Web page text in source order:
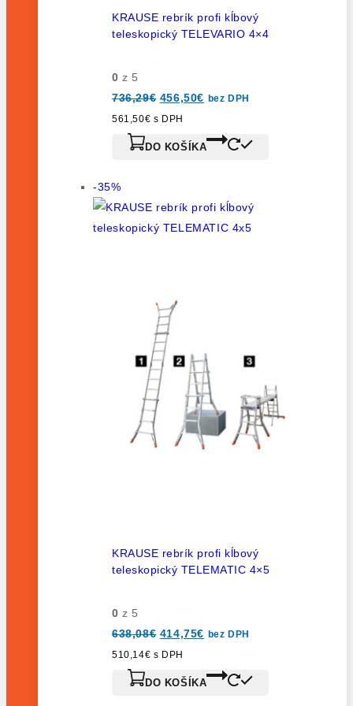
KRAUSE rebrík profi kĺbový
teleskopický TELEVARIO 4×4
0 z 5
736,29€ 456,50€ bez DPH
561,50€ s DPH
DO KOŠÍKA
-35%
KRAUSE rebrík profi kĺbový
teleskopický TELEMATIC 4×5
0 z 5
638,08€ 414,75€ bez DPH
510,14€ s DPH
DO KOŠÍKA